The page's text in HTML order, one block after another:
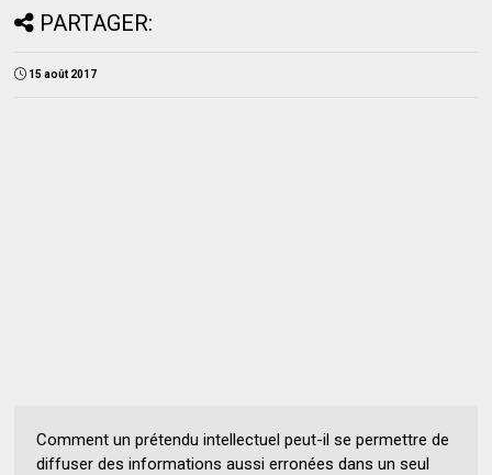
PARTAGER:
15 août 2017
Comment un prétendu intellectuel peut-il se permettre de
diffuser des informations aussi erronées dans un seul